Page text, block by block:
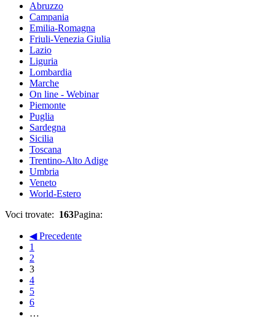
Abruzzo
Campania
Emilia-Romagna
Friuli-Venezia Giulia
Lazio
Liguria
Lombardia
Marche
On line - Webinar
Piemonte
Puglia
Sardegna
Sicilia
Toscana
Trentino-Alto Adige
Umbria
Veneto
World-Estero
Voci trovate: 163Pagina:
◀ Precedente
1
2
3
4
5
6
…